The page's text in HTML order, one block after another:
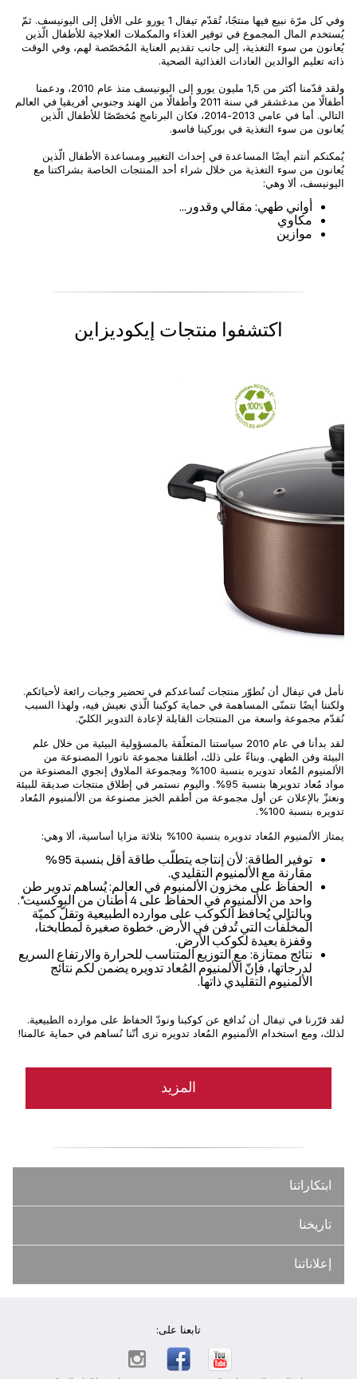
وفي كل مرّة نبيع فيها منتجًا، تُقدّم تيفال 1 يورو على الأقل إلى اليونيسف. ثمّ
يُستخدم المال المجموع في توفير الغذاء والمكملات العلاجية للأطفال الّذين
يُعانون من سوء التغذية، إلى جانب تقديم العناية المُخصّصة لهم، وفي الوقت
ذاته تعليم الوالدين العادات الغذائية الصحية.
ولقد قدّمنا أكثر من 1,5 مليون يورو إلى اليونيسف منذ عام 2010، ودعمنا
أطفالًا من مدغشقر في سنة 2011 وأطفالًا من الهند وجنوبي أفريقيا في العالم
التالي. أما في عامي 2013-2014، فكان البرنامج مُخصّصًا للأطفال الّذين
يُعانون من سوء التغذية في بوركينا فاسو.
يُمكنكم أنتم أيضًا المساعدة في إحداث التغيير ومساعدة الأطفال الّذين
يُعانون من سوء التغذية من خلال شراء أحد المنتجات الخاصة بشراكتنا مع
اليونيسف، ألا وهي:
أواني طهي: مقالي وقدور...
مكاوي
موازين
اكتشفوا منتجات إيكوديزاين
نأمل في تيفال أن نُطوّر منتجات تُساعدكم في تحضير وجبات رائعة لأحبائكم.
ولكننا أيضًا نتمنّى المساهمة في حماية كوكبنا الّذي نعيش فيه، ولهذا السبب
نُقدّم مجموعة واسعة من المنتجات القابلة لإعادة التدوير الكليّ.
لقد بدأنا في عام 2010 سياستنا المتعلّقة بالمسؤولية البيئية من خلال علم
البيئة وفن الطهي. وبناءً على ذلك، أطلقنا مجموعة ناتورا المصنوعة من
الألمنيوم المُعاد تدويره بنسبة 100% ومجموعة الملاوق إنجوي المصنوعة من
مواد مُعاد تدويرها بنسبة 95%. واليوم نستمر في إطلاق منتجات صديقة للبيئة
ونعتزّ بالإعلان عن أول مجموعة من أطقم الخبز مصنوعة من الألمنيوم المُعاد
تدويره بنسبة 100%.
يمتاز الألمنيوم المُعاد تدويره بنسبة 100% بثلاثة مزايا أساسية، ألا وهي:
توفير الطاقة: لأن إنتاجه يتطلّب طاقة أقل بنسبة 95%
مقارنة مع الألمنيوم التقليدي.
الحفاظ على مخزون الألمنيوم في العالم: يُساهم تدوير طن
واحد من الألمنيوم في الحفاظ على 4 أطنان من البوكسيت*.
وبالتالي يُحافظ الكوكب على موارده الطبيعية وتقلّ كميّة
المخلّفات التي تُدفن في الأرض. خطوة صغيرة لمطابخنا،
وقفزة بعيدة لكوكب الأرض.
نتائج ممتازة: مع التوزيع المتناسب للحرارة والارتفاع السريع
لدرجاتها، فإنّ الألمنيوم المُعاد تدويره يضمن لكم نتائج
الألمنيوم التقليدي ذاتها.
لقد قرّرنا في تيفال أن نُدافع عن كوكبنا ونودّ الحفاظ على موارده الطبيعية.
لذلك، ومع استخدام الألمنيوم المُعاد تدويره نرى أنّنا نُساهم في حماية عالمنا!
المزيد
ابتكاراتنا
تاريخنا
إعلاناتنا
تابعنا على: